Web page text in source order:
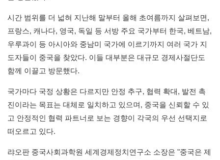
시간 범위를 더 넓혀 지난해 말부터 올해 초여름까지 살펴보면,
프랑스, 캐나다, 영국, 독일 등 서방 주요 국가부터 한국, 베트남,
우루과이 등 아시아와 중남미 국가에 이르기까지 여러 국가 지
도자들이 중국을 찾았다. 이들 대부분은 대규모 경제사절단도
함께 이끌고 방문했다.
국가마다 국정 상황은 다르지만 안정 추구, 협력 확대, 발전 촉
진이라는 목표는 대체로 일치하고 있으며, 중국을 신뢰할 수 있
고 안정적인 협력 파트너로 보는 경향이 각국의 우선 선택지로
떠오르고 있다.
랴오판 중국사회과학원 세계경제정치연구소 소장은 "중국은 제